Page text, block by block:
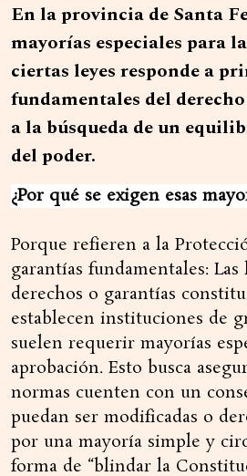
En la provincia de Santa
mayorías especiales para
ciertas leyes responde a
fundamentales del
a la búsqueda de un
del poder.
¿Por qué se exigen esas
Porque refieren a la
garantías fundamentales:
derechos o garantías
establecen instituciones de
suelen requerir mayorías
aprobación. Esto busca
normas cuenten con un
puedan ser modificadas o
por una mayoría simple y
forma de “blindar la